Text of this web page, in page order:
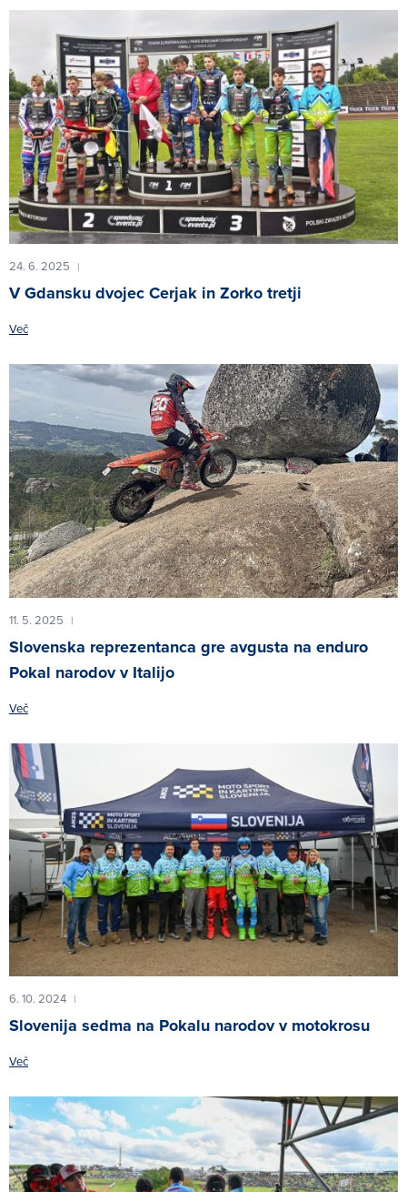
24. 6. 2025 |
V Gdansku dvojec Cerjak in Zorko tretji
Več
11. 5. 2025 |
Slovenska reprezentanca gre avgusta na enduro
Pokal narodov v Italijo
Več
6. 10. 2024 |
Slovenija sedma na Pokalu narodov v motokrosu
Več